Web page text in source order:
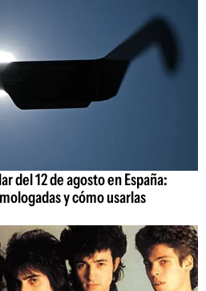
del 12 de agosto en España:
y cómo usarlas